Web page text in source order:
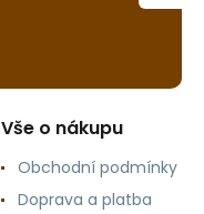
Vše o nákupu
Obchodní podmínky
Doprava a platba